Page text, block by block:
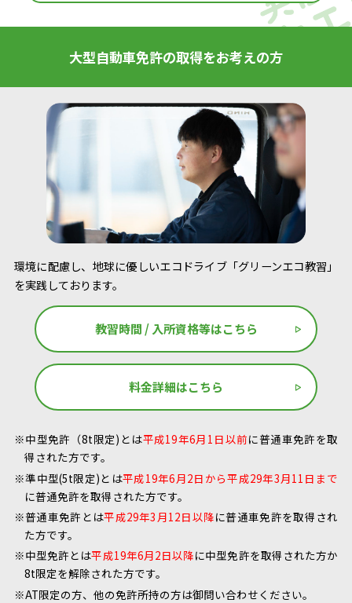
大型自動車免許の取得をお考えの方
環境に配慮し、地球に優しいエコドライブ「グリーンエコ教習」
を実践しております。
教習時間 / 入所資格等はこちら
料金詳細はこちら
※中型免許（8t限定)とは平成19年6月1日以前に普通車免許を取
得された方です。
※準中型(5t限定)とは平成19年6月2日から平成29年3月11日まで
に普通免許を取得された方です。
※普通車免許とは平成29年3月12日以降に普通車免許を取得され
た方です。
※中型免許とは平成19年6月2日以降に中型免許を取得された方か
8t限定を解除された方です。
※AT限定の方、他の免許所持の方は御問い合わせください。